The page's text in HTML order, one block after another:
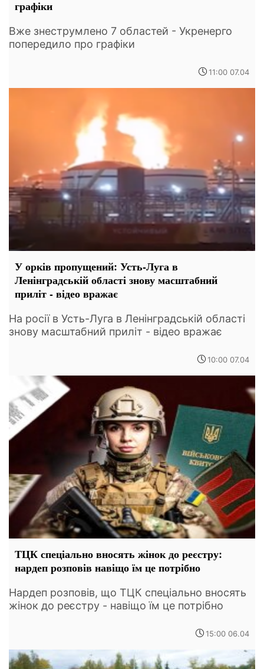
графіки
Вже знеструмлено 7 областей - Укренерго
попередило про графіки
11:00 07.04
У орків пропущений: Усть-Луга в
Ленінградській області знову масштабний
приліт - відео вражає
На росії в Усть-Луга в Ленінградській області
знову масштабний приліт - відео вражає
10:00 07.04
ТЦК спеціально вносять жінок до реєстру:
нардеп розповів навіщо їм це потрібно
Нардеп розповів, що ТЦК спеціально вносять
жінок до реєстру - навіщо їм це потрібно
15:00 06.04